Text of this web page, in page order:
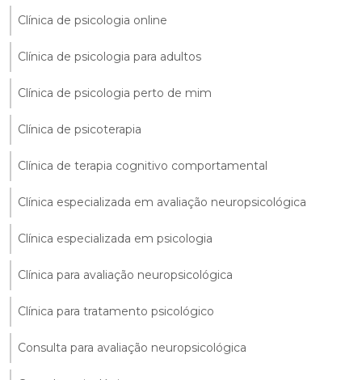
Clínica de psicologia online
Clínica de psicologia para adultos
Clínica de psicologia perto de mim
Clínica de psicoterapia
Clínica de terapia cognitivo comportamental
Clínica especializada em avaliação neuropsicológica
Clínica especializada em psicologia
Clínica para avaliação neuropsicológica
Clínica para tratamento psicológico
Consulta para avaliação neuropsicológica